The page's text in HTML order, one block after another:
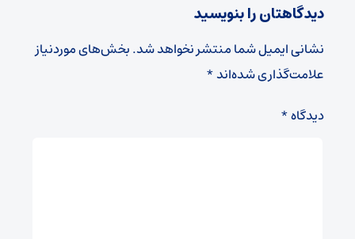
دیدگاهتان را بنویسید
نشانی ایمیل شما منتشر نخواهد شد.بخش‌های موردنیاز
علامت‌گذاری شده‌اند*
دیدگاه*